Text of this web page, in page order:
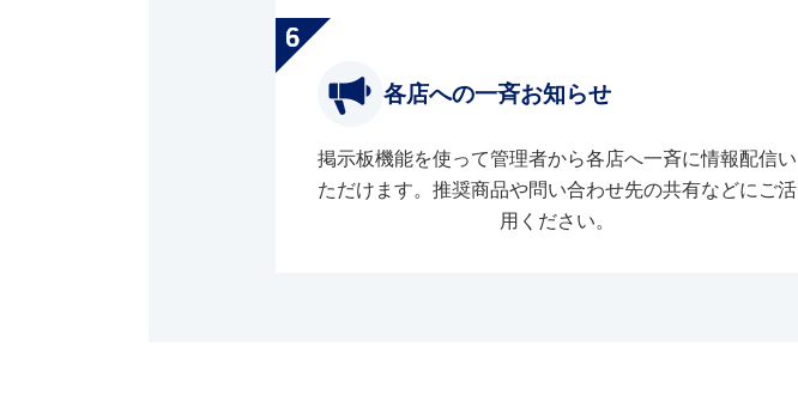
各店への一斉お知らせ
掲示板機能を使って管理者から各店へ一斉に情報配信い
ただけます。推奨商品や問い合わせ先の共有などにご活
用ください。